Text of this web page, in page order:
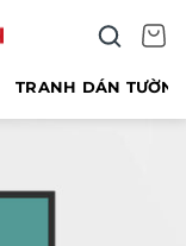
TRANH DÁN